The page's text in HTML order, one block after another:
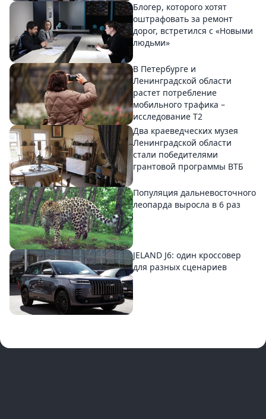
Блогер, которого хотят
оштрафовать за ремонт
дорог, встретился с «Новыми
людьми»
В Петербурге и
Ленинградской области
растет потребление
мобильного трафика –
исследование T2
Два краеведческих музея
Ленинградской области
стали победителями
грантовой программы ВТБ
Популяция дальневосточного
леопарда выросла в 6 раз
JELAND J6: один кроссовер
для разных сценариев